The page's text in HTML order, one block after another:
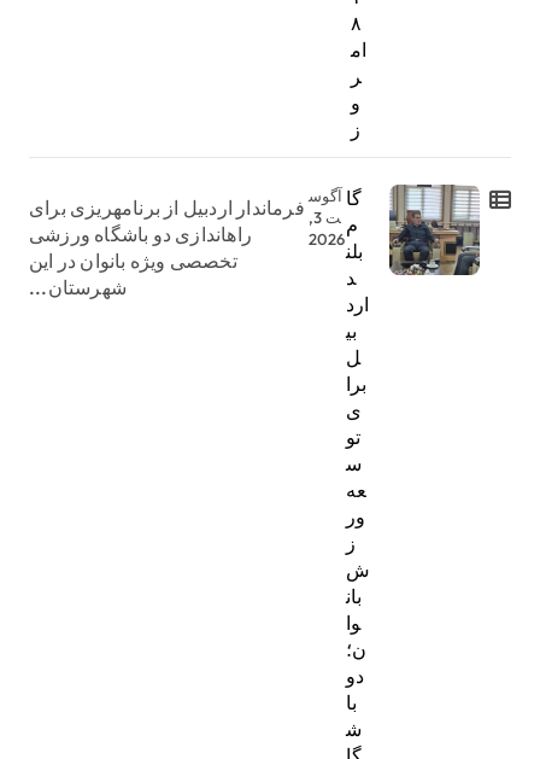
۸
ام
ر
و
ز
گا
م
بلن
د
ارد
بی
ل
برا
ی
تو
س
عه
ور
ز
ش
بان
وا
ن؛
دو
با
ش
آگوس
ت 3,
2026
فرماندار اردبیل از برنامهریزی برای
راهاندازی دو باشگاه ورزشی
تخصصی ویژه بانوان در این
شهرستان...